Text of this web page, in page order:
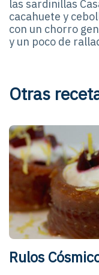
las sardinillas
cacahuete y
con un chorro
y un poco de
Otras
Rulos